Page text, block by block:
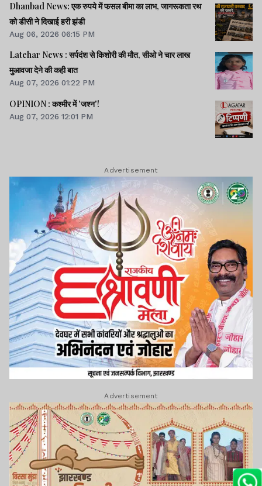
Dhanbad News: एक रुपये में फसल बीमा का लाभ, जागरूकता रथ
को डीसी ने दिखाई हरी झंडी
Aug 06, 2026 06:15 PM
Latehar News : सर्पदंश से किशोरी की मौत, सीओ ने चार लाख
मुआवजा देने की कही बात
Aug 07, 2026 01:22 PM
OPINION : कश्मीर में 'जश्न'!
Aug 07, 2026 12:01 PM
Advertisement
Advertisement